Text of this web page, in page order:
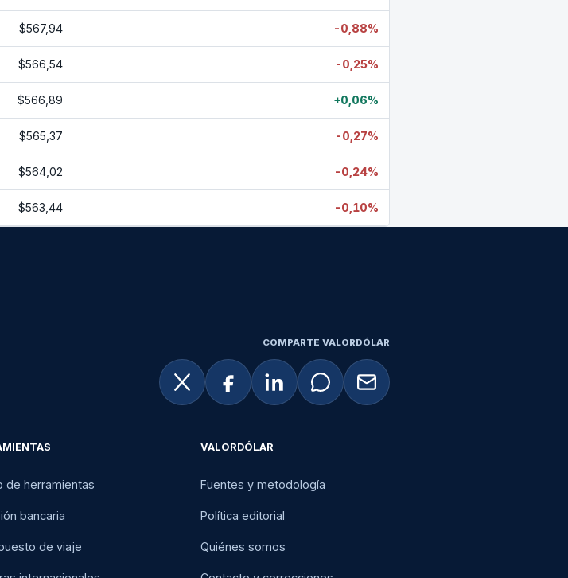
$567,94 -0,88%
$566,54 -0,25%
$566,89 +0,06%
$565,37 -0,27%
$564,02 -0,24%
$563,44 -0,10%
COMPARTE VALORDÓLAR
de herramientas
bancaria
de viaje
VALORDÓLAR
Fuentes y metodología
Política editorial
Quiénes somos